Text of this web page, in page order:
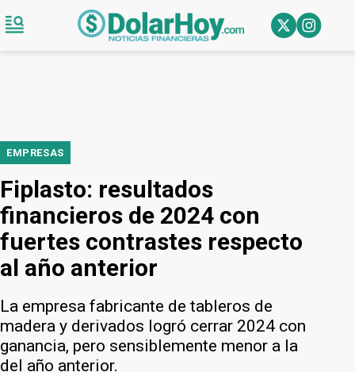
EMPRESAS
Fiplasto: resultados
financieros de 2024 con
fuertes contrastes respecto
al año anterior
La empresa fabricante de tableros de
madera y derivados logró cerrar 2024 con
ganancia, pero sensiblemente menor a la
del año anterior.